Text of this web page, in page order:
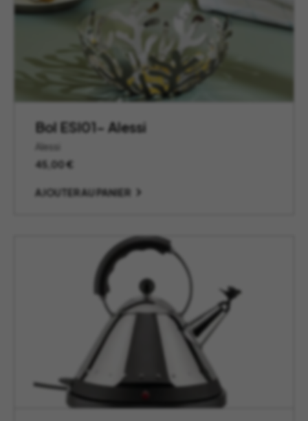
Bol ESI01- Alessi
Alessi
45,00€
AJOUTER AU PANIER